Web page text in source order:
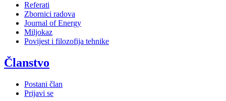
Referati
Zbornici radova
Journal of Energy
Miljokaz
Povijest i filozofija tehnike
Članstvo
Postani član
Prijavi se